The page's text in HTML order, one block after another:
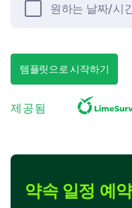
원하는 날짜/시
템플릿으로 시작하기
제공됨
약속 일정 예